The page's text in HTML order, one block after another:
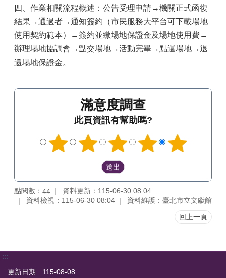
四、作業相關流程概述：公告受理申請→機關正式函復
結果→通過者→通知簽約（市民服務大平台可下載場地
使用契約範本）→簽約並繳場地保證金及場地使用費→
辦理場地協調會→點交場地→活動完畢→點還場地→退
還場地保證金。
滿意度調查
此頁資訊有幫助嗎?
點閱數： 44
資料更新：115-06-30 08:04
資料檢視：115-06-30 08:04
資料維護：臺北市立文獻館
回上一頁
:::
更新日期 115-08-08